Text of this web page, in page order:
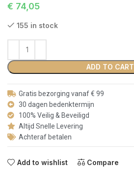
€ 74,05
155 in stock
ADD TO CART
Gratis bezorging vanaf € 99
30 dagen bedenktermijn
100% Veilig & Beveiligd
Altijd Snelle Levering
Achteraf betalen
Add to wishlist Compare